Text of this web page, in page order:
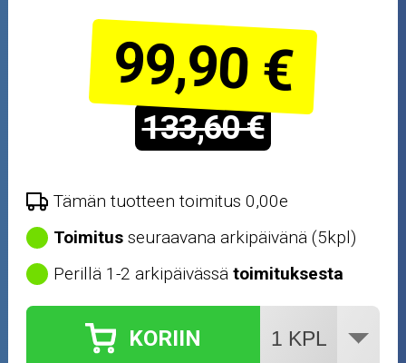
Outlet-tuotteet
99,90 €
133,60 €
Tämän tuotteen toimitus 0,00e
Toimitus seuraavana arkipäivänä (5kpl)
Perillä 1-2 arkipäivässätoimituksesta
KORIIN